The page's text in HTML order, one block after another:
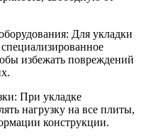
Для укладки
избежать повреждений
При укладке
нагрузку на все плиты,
конструкции.